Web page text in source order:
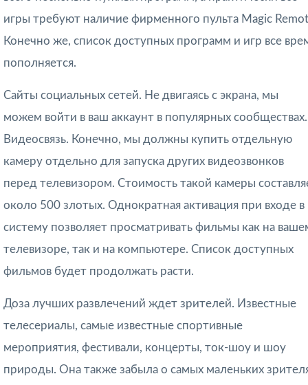
игры требуют наличие фирменного пульта Magic
Конечно же, список доступных программ и игр все
пополняется.
Сайты социальных сетей. Не двигаясь с экрана, мы
можем войти в ваш аккаунт в популярных сообществах.
Видеосвязь. Конечно, мы должны купить отдельную
камеру отдельно для запуска других видеозвонков
перед телевизором. Стоимость такой камеры
около 500 злотых. Однократная активация при входе в
систему позволяет просматривать фильмы как на
телевизоре, так и на компьютере. Список доступных
фильмов будет продолжать расти.
Доза лучших развлечений ждет зрителей. Известные
телесериалы, самые известные спортивные
мероприятия, фестивали, концерты, ток-шоу и шоу
природы. Она также забыла о самых маленьких